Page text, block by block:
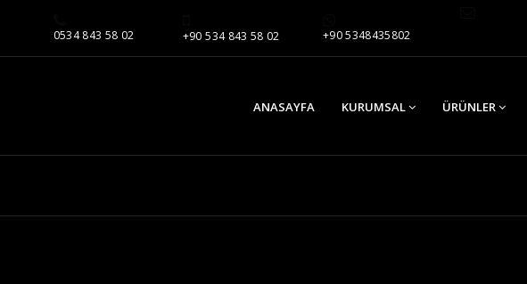
0534 843 58 02 +90 534 843 58 02 +90 5348435802
ANASAYFA KURUMSAL ÜRÜNLER